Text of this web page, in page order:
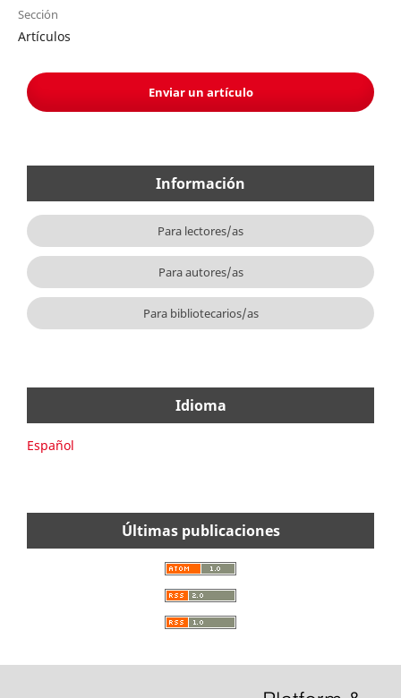
Sección
Artículos
Enviar un artículo
Información
Para lectores/as
Para autores/as
Para bibliotecarios/as
Idioma
Español
Últimas publicaciones